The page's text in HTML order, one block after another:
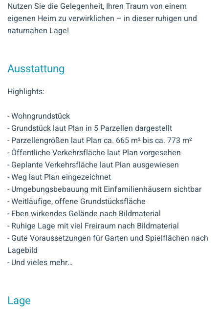
Nutzen Sie die Gelegenheit, Ihren Traum von einem
eigenen Heim zu verwirklichen – in dieser ruhigen und
naturnahen Lage!
Ausstattung
Highlights:
- Wohngrundstück
- Grundstück laut Plan in 5 Parzellen dargestellt
- Parzellengrößen laut Plan ca. 665 m² bis ca. 773 m²
- Öffentliche Verkehrsfläche laut Plan vorgesehen
- Geplante Verkehrsfläche laut Plan ausgewiesen
- Weg laut Plan eingezeichnet
- Umgebungsbebauung mit Einfamilienhäusern sichtbar
- Weitläufige, offene Grundstücksfläche
- Eben wirkendes Gelände nach Bildmaterial
- Ruhige Lage mit viel Freiraum nach Bildmaterial
- Gute Voraussetzungen für Garten und Spielflächen nach
Lagebild
- Und vieles mehr…
Lage